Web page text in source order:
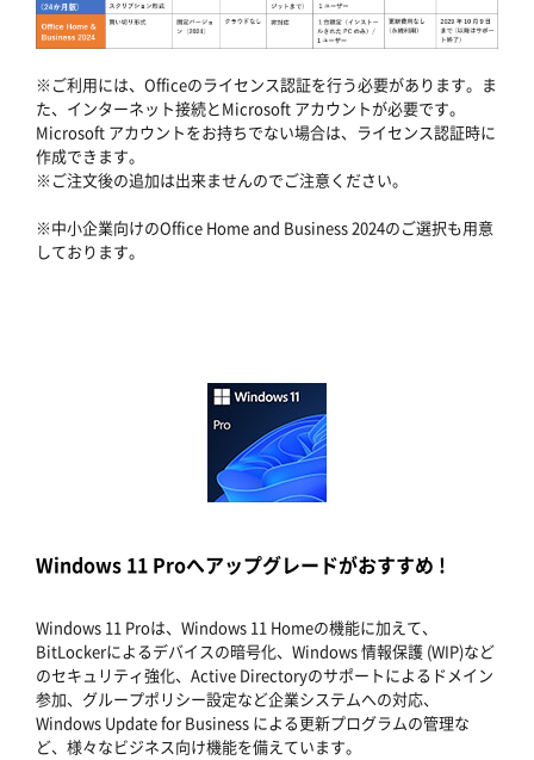
※ご利用には、Officeのライセンス認証を行う必要があります。ま
た、インターネット接続とMicrosoft アカウントが必要です。
Microsoft アカウントをお持ちでない場合は、ライセンス認証時に
作成できます。
※ご注文後の追加は出来ませんのでご注意ください。
※中小企業向けのOffice Home and Business 2024のご選択も用意
しております。
Windows 11 Proへアップグレードがおすすめ !
Windows 11 Proは、Windows 11 Homeの機能に加えて、
BitLockerによるデバイスの暗号化、Windows 情報保護 (WIP)など
のセキュリティ強化、Active Directoryのサポートによるドメイン
参加、グループポリシー設定など企業システムへの対応、
Windows Update for Business による更新プログラムの管理な
ど、様々なビジネス向け機能を備えています。